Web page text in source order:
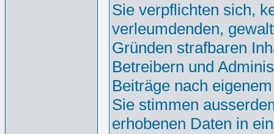
Sie verpflichten sich,
verleumdenden,
Gründen strafbaren
Betreibern und
Beiträge nach
Sie stimmen
erhobenen Daten in